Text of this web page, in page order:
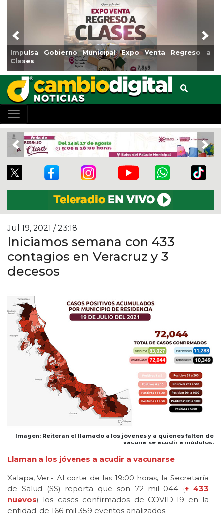
Gobierno Municipal Expo Venta Regreso a
Previous
Previous
Jul 19, 2021 / 23:18
Iniciamos semana con 433
contagios en Veracruz y 3
decesos
Imagen: Reiteran el llamado a los jóvenes y a quienes falten de
vacunarse acudir a módulos.
Llaman a los jóvenes a acudir a vacunarse
Xalapa, Ver.- Al corte de las 19:00 horas, la Secretaría
de Salud (SS) reporta que son 72 mil 044 (+ 433
nuevos) los casos confirmados de COVID-19 en la
entidad, de 166 mil 359 eventos analizados.